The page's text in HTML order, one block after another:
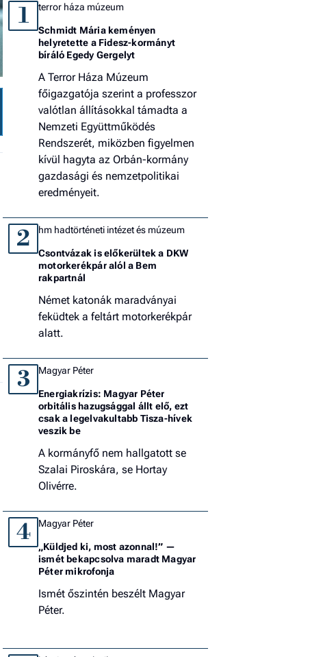
1 terror háza múzeum
Schmidt Mária keményen
helyretette a Fidesz-kormányt
bíráló Egedy Gergelyt
A Terror Háza Múzeum
főigazgatója szerint a professzor
valótlan állításokkal támadta a
Nemzeti Együttműködés
Rendszerét, miközben figyelmen
kívül hagyta az Orbán-kormány
gazdasági és nemzetpolitikai
eredményeit.
2 hm hadtörténeti intézet és múzeum
Csontvázak is előkerültek a DKW
motorkerékpár alól a Bem
rakpartnál
Német katonák maradványai
feküdtek a feltárt motorkerékpár
alatt.
3 Magyar Péter
Energiakrízis: Magyar Péter
orbitális hazugsággal állt elő, ezt
csak a legelvakultabb Tisza-hívek
veszik be
A kormányfő nem hallgatott se
Szalai Piroskára, se Hortay
Olivérre.
4 Magyar Péter
„Küldjed ki, most azonnal!” —
ismét bekapcsolva maradt Magyar
Péter mikrofonja
Ismét őszintén beszélt Magyar
Péter.